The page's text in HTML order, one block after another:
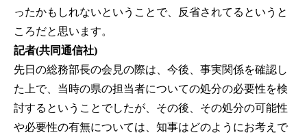
ったかもしれないということで、反省されてるというと
ころだと思います。
記者(共同通信社)
先日の総務部長の会見の際は、今後、事実関係を確認し
た上で、当時の県の担当者についての処分の必要性を検
討するということでしたが、その後、その処分の可能性
や必要性の有無については、知事はどのようにお考えで